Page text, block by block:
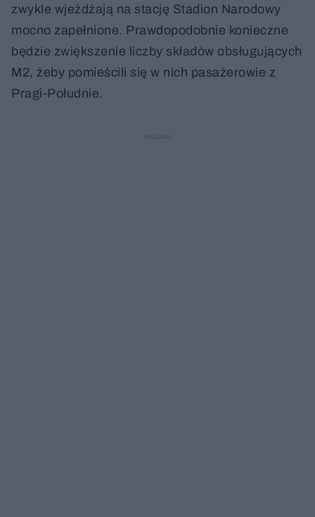
zwykle wjeżdżają na stację Stadion Narodowy
mocno zapełnione. Prawdopodobnie konieczne
będzie zwiększenie liczby składów obsługujących
M2, żeby pomieścili się w nich pasażerowie z
Pragi-Południe.